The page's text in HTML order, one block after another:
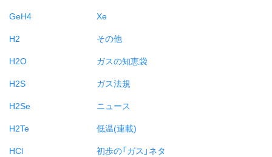
GeH4
H2
H2O
H2S
H2Se
H2Te
HCl
Xe
その他
ガスの知恵袋
ガス法規
ニュース
低温(連載)
初歩の「ガス」ネタ